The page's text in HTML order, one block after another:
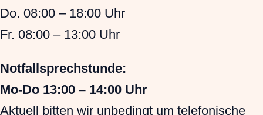
Do. 08:00 – 18:00 Uhr
Fr. 08:00 – 13:00 Uhr
Notfallsprechstunde:
Mo-Do 13:00 – 14:00 Uhr
Aktuell bitten wir unbedingt um telefonische